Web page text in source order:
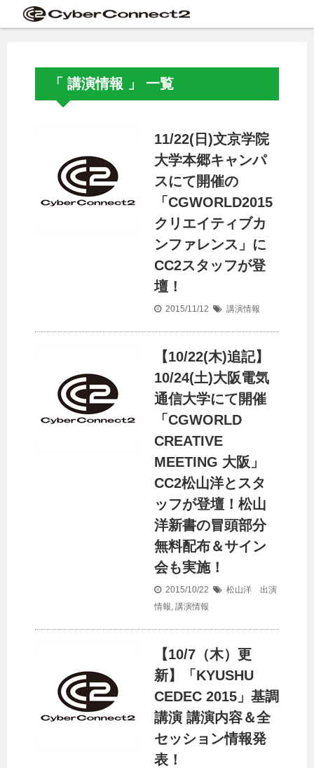
「 講演情報 」 一覧
11/22(日)文京学院
大学本郷キャンパ
スにて開催の
「CGWORLD2015
クリエイティブカ
ンファレンス」に
CC2スタッフが登
壇！
2015/11/12 講演情報
【10/22(木)追記】
10/24(土)大阪電気
通信大学にて開催
「CGWORLD
CREATIVE
MEETING 大阪」
CC2松山洋とスタ
ッフが登壇！松山
洋新書の冒頭部分
無料配布＆サイン
会も実施！
2015/10/22
松山洋 出演
情報, 講演情報
【10/7（木）更
新】「KYUSHU
CEDEC 2015」基調
講演 講演内容＆全
セッション情報発
表！